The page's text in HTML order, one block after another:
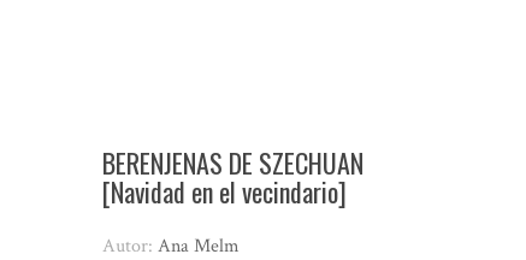
BERENJENAS DE SZECHUAN
[Navidad en el vecindario]
Autor:Ana Melm